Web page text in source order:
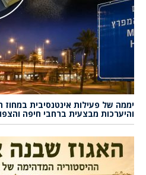
יממה של פעילות אינטנסיבית
והיערכות מבצעית ברחבי חיפה